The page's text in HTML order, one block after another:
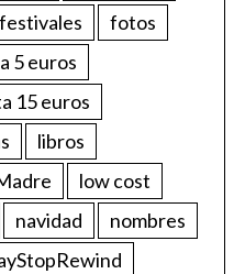
festivales
fotos
5 euros
15 euros
libros
low cost
navidad
nombres